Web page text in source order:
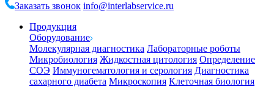
Заказать звонок info@interlabservice.ru
Продукция
Оборудование
Молекулярная диагностика Лабораторные роботы
Микробиология Жидкостная цитология Определение
СОЭ Иммуногематология и серология Диагностика
сахарного диабета Микроскопия Клеточная биология